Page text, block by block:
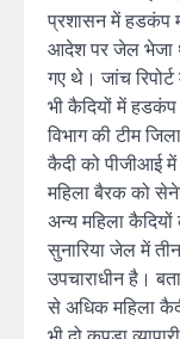
प्रशासन में हडकंप
आदेश पर जेल भेजा
गए थे। जांच
भी कैदियों में
विभाग की टीम
कैदी को पीजीआई में
महिला बैरक को
अन्य महिला
सुनारिया जेल में
उपचाराधीन है।
से अधिक महिला